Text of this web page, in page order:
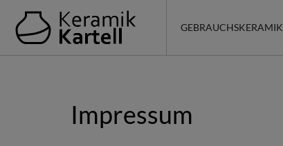
GEBRAUCHSKERAMIK
Impressum